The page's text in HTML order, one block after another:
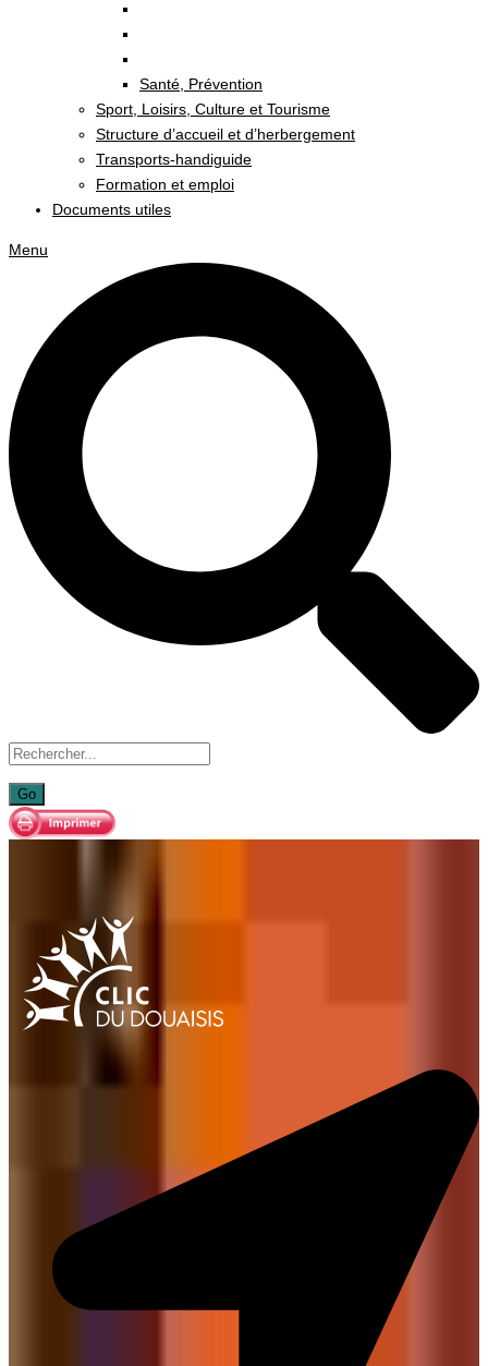
Santé, Prévention
Sport, Loisirs, Culture et Tourisme
Structure d’accueil et d’herbergement
Transports-handiguide
Formation et emploi
Documents utiles
Menu